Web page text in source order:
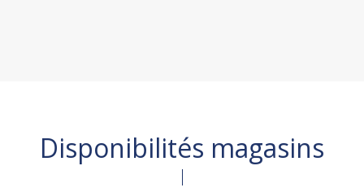
Disponibilités magasins